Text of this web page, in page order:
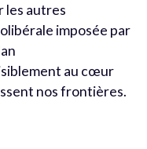
les autres
imposée par
au cœur
nos frontières.